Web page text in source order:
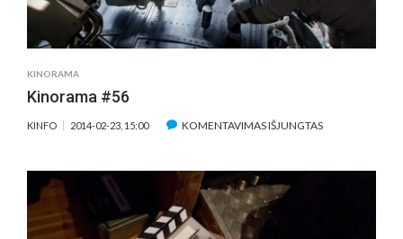
SAVĘS
PAŽINIMO,
MEILĖS
ŽMONĖMIS
KINORAMA
Kinorama #56
KINFO 2014-02-23, 15:00 KOMENTAVIMAS IŠJUNGTASĮRAŠE